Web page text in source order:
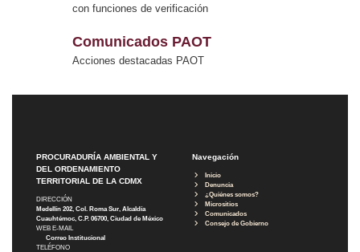
con funciones de verificación
Comunicados PAOT
Acciones destacadas PAOT
PROCURADURÍA AMBIENTAL Y
DEL ORDENAMIENTO
TERRITORIAL DE LA CDMX
DIRECCIÓN
Medellín 202, Col. Roma Sur, Alcaldía
Cuauhtémoc, C.P. 06700, Ciudad de México
WEB E-MAIL
Correo Institucional
TELÉFONO
Navegación
Inicio
Denuncia
¿Quiénes somos?
Micrositios
Comunicados
Consejo de Gobierno